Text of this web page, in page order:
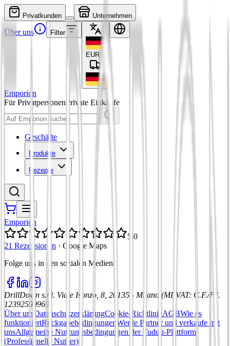
Privatkunden Unternehmen
Über uns Filter
EUR
Emporion
Für PrivatpersonenPrivate Einkäufe
Geschäfte
Produkte
Rezepte
Emporion
5,0
21 Rezensionen · Google Maps
Folge uns in den sozialen Medien:
DrillDown s.r.l. Viale Isonzo, 8, 20135 - Milano (MI) VAT: C.F./P.I.
12392590969
Über uns DatenschutzerklärungCookie-RichtlinieAGBWie es
funktioniertRückgabebedingungen Werde Partner und verkaufe mit
unsAllgemeine Nutzungsbedingungen der Tuduu-Plattform
(Professionelle Nutzer)